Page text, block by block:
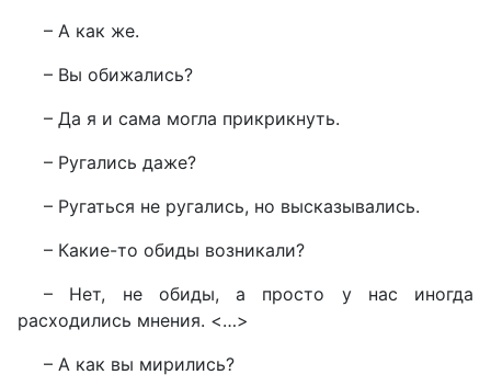
– А как же.
– Вы обижались?
– Да я и сама могла прикрикнуть.
– Ругались даже?
– Ругаться не ругались, но высказывались.
– Какие-то обиды возникали?
– Нет, не обиды, а просто у нас иногда
расходились мнения. <…>
– А как вы мирились?